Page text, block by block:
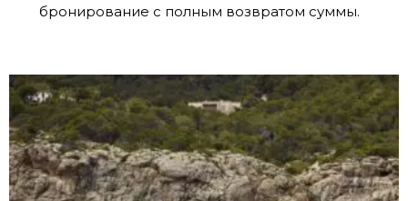
бронирование с полным возвратом суммы.